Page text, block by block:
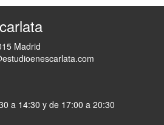
Madrid
a 14:30 y de 17:00 a 20:30